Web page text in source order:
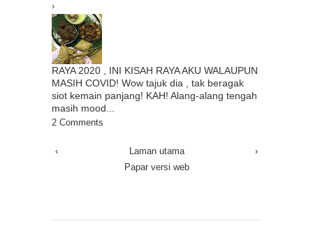
›
RAYA 2020 , INI KISAH RAYA AKU WALAUPUN
MASIH COVID! Wow tajuk dia , tak beragak
siot kemain panjang! KAH! Alang-alang tengah
masih mood...
2 Comments
‹ ›
Laman utama
Papar versi web